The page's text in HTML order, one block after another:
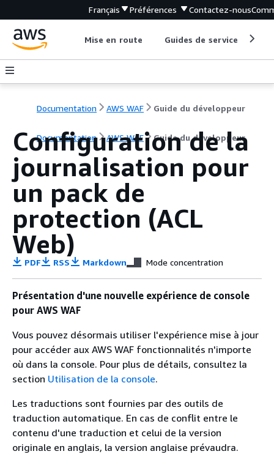
Français Préférences Contactez-nous
Mise en route Guides de service
Documentation AWS WAF Guide du développeur
Documentation AWS WAF Guide du développeur
Configuration de la
journalisation pour
un pack de
protection (ACL
Web)
PDF RSS Markdown Mode concentration
Présentation d'une nouvelle expérience de console
pour AWS WAF
Vous pouvez désormais utiliser l'expérience mise à jour
pour accéder aux AWS WAF fonctionnalités n'importe
où dans la console. Pour plus de détails, consultez la
section Utilisation de la console.
Les traductions sont fournies par des outils de
traduction automatique. En cas de conflit entre le
contenu d'une traduction et celui de la version
originale en anglais, la version anglaise prévaudra.